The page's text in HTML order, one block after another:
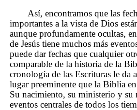
Así, encontramos que las
importantes a la vista de Dios
aunque profundamente ocultas,
de Jesús tiene muchos más
puede dar fechas que cualquier
comparable de la historia de la
cronología de las Escrituras le da
lugar preeminente que la Biblia
Su nacimiento, su ministerio y su
eventos centrales de todos los